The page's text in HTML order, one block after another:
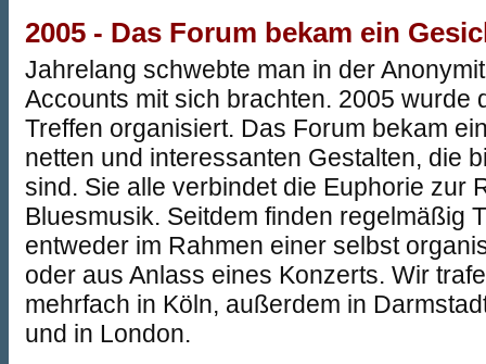
2005 - Das Forum bekam ein
Jahrelang schwebte man in der
Accounts mit sich brachten. 2005 wurde
Treffen organisiert. Das Forum bekam
netten und interessanten Gestalten, die
sind. Sie alle verbindet die Euphorie zur
Bluesmusik. Seitdem finden regelmäßig
entweder im Rahmen einer selbst
oder aus Anlass eines Konzerts. Wir
mehrfach in Köln, außerdem in
und in London.